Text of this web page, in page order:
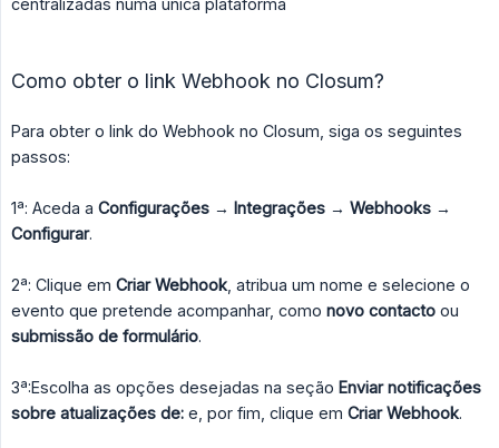
Como obter o link Webhook no Closum?
Para obter o link do Webhook no Closum, siga os seguintes
passos:
1ª: Aceda a Configurações → Integrações → Webhooks →
Configurar.
2ª: Clique em Criar Webhook , atribua um nome e selecione o
evento que pretende acompanhar, como novo contacto ou
submissão de formulário.
3ª:Escolha as opções desejadas na seção Enviar notificações
sobre atualizações de: e, por fim, clique em Criar Webhook.